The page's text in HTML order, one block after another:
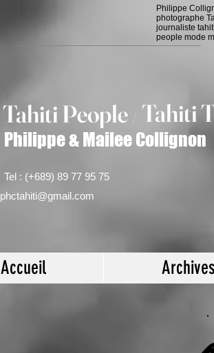
Philippe
photographe
journaliste
people mode
Tahiti People /
Philippe & Mailee Collignon
Tel : (+689) 89 77 95 75
phctahiti@gmail.com
Tahiti
Accueil Archives